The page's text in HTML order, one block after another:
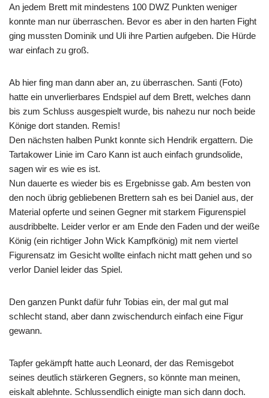
An jedem Brett mit mindestens 100 DWZ Punkten weniger
konnte man nur überraschen. Bevor es aber in den harten Fight
ging mussten Dominik und Uli ihre Partien aufgeben. Die Hürde
war einfach zu groß.
Ab hier fing man dann aber an, zu überraschen. Santi (Foto)
hatte ein unverlierbares Endspiel auf dem Brett, welches dann
bis zum Schluss ausgespielt wurde, bis nahezu nur noch beide
Könige dort standen. Remis!
Den nächsten halben Punkt konnte sich Hendrik ergattern. Die
Tartakower Linie im Caro Kann ist auch einfach grundsolide,
sagen wir es wie es ist.
Nun dauerte es wieder bis es Ergebnisse gab. Am besten von
den noch übrig gebliebenen Brettern sah es bei Daniel aus, der
Material opferte und seinen Gegner mit starkem Figurenspiel
ausdribbelte. Leider verlor er am Ende den Faden und der weiße
König (ein richtiger John Wick Kampfkönig) mit nem viertel
Figurensatz im Gesicht wollte einfach nicht matt gehen und so
verlor Daniel leider das Spiel.
Den ganzen Punkt dafür fuhr Tobias ein, der mal gut mal
schlecht stand, aber dann zwischendurch einfach eine Figur
gewann.
Tapfer gekämpft hatte auch Leonard, der das Remisgebot
seines deutlich stärkeren Gegners, so könnte man meinen,
eiskalt ablehnte. Schlussendlich einigte man sich dann doch.